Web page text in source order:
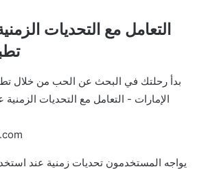
التعامل مع التحديات
يواجه المستخدمون تحديات زمنية عند